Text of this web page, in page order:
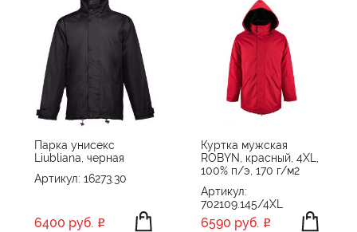
Парка унисекс
Liubliana, черная
Артикул: 16273.30
6400 руб.
Куртка мужская
ROBYN, красный, 4XL,
100% п/э, 170 г/м2
Артикул:
702109.145/4XL
6590 руб.